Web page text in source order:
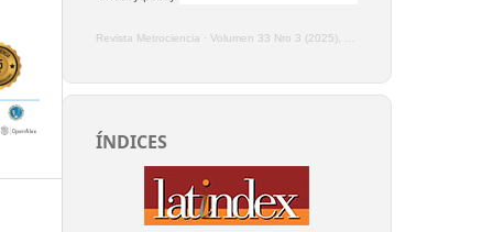
Revista Metrociencia · Volumen 33 Nro 3 (2025), Enero - Marzo
ÍNDICES